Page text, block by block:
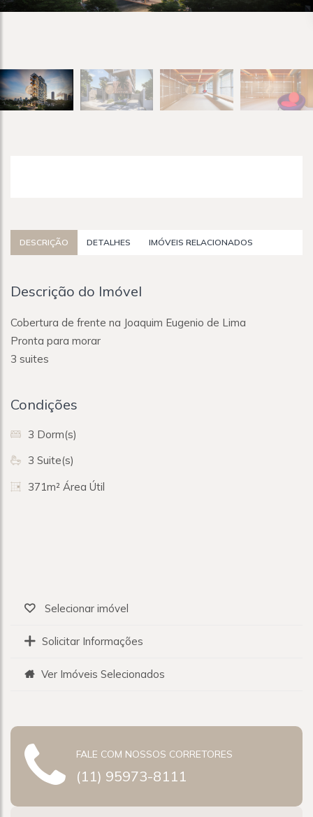
DESCRIÇÃO DETALHES IMÓVEIS RELACIONADOS
Descrição do Imóvel
Cobertura de frente na Joaquim Eugenio de Lima
Pronta para morar
3 suites
Condições
3 Dorm(s)
3 Suite(s)
371m² Área Útil
Selecionar imóvel
Solicitar Informações
Ver Imóveis Selecionados
FALE COM NOSSOS CORRETORES
(11) 95973-8111